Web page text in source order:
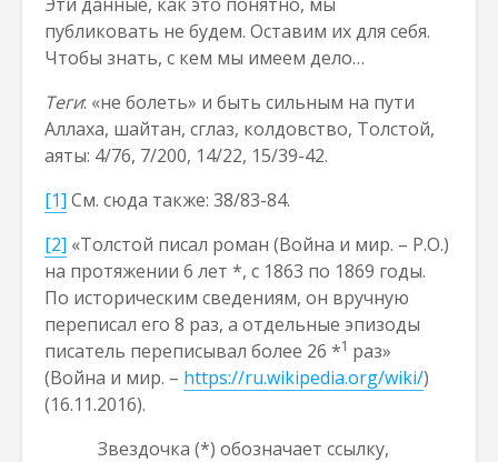
публиковать не будем. Оставим их для себя.
Чтобы знать, с кем мы имеем дело…
Теги: «не болеть» и быть сильным на пути
Аллаха, шайтан, сглаз, колдовство, Толстой,
аяты: 4/76, 7/200, 14/22, 15/39-42.
[1] См. сюда также: 38/83-84.
[2] «Толстой писал роман (Война и мир. – Р.О.)
на протяжении 6 лет *, с 1863 по 1869 годы.
По историческим сведениям, он вручную
переписал его 8 раз, а отдельные эпизоды
писатель переписывал более 26 *1 раз»
(Война и мир. – https://ru.wikipedia.org/wiki/)
(16.11.2016).
Звездочка (*) обозначает ссылку,